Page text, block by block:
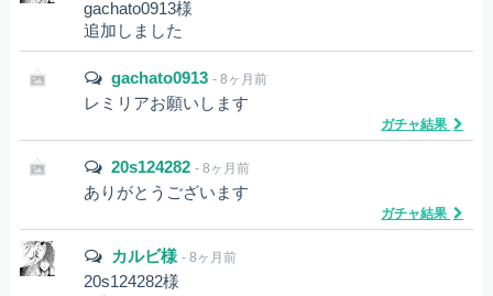
gachato0913様
追加しました
gachato0913 - 8ヶ月前
レミリアお願いします
ガチャ結果
20s124282 - 8ヶ月前
ありがとうございます
ガチャ結果
カルビ様 - 8ヶ月前
20s124282様